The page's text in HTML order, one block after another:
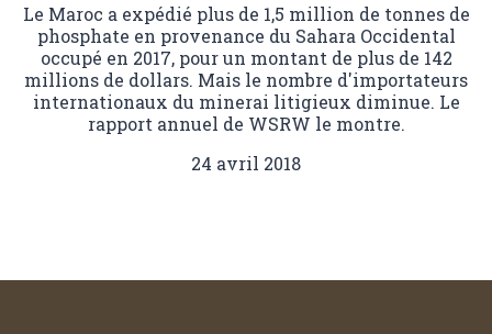
Le Maroc a expédié plus de 1,5 million de tonnes de
phosphate en provenance du Sahara Occidental
occupé en 2017, pour un montant de plus de 142
millions de dollars. Mais le nombre d'importateurs
internationaux du minerai litigieux diminue. Le
rapport annuel de WSRW le montre.
24 avril 2018